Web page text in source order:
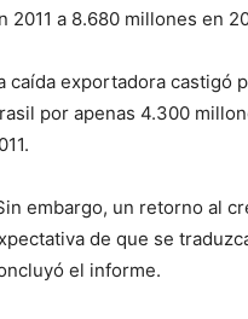
2011 a 8.680 millones en
caída exportadora castigó
por apenas 4.300
embargo, un retorno al
de que se
el informe.